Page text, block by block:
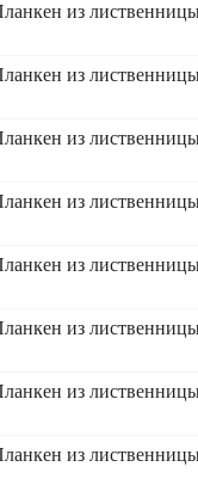
из
из
из
из
из
из
из
из